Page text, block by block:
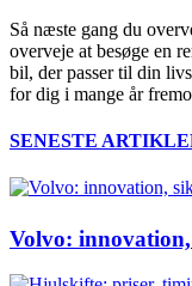
Så næste gang du
overveje at besøge en
bil, der passer til din
for dig i mange år
SENESTE
Volvo: